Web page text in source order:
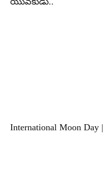
International Moon